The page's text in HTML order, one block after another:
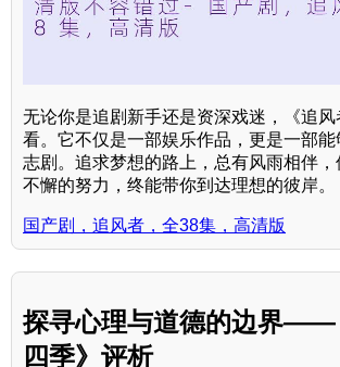
无论你是追剧新手还是资深戏迷，《追
看。它不仅是一部娱乐作品，更是一部
志剧。追求梦想的路上，总有风雨相伴
不懈的努力，终能带你到达理想的彼岸。
国产剧，追风者，全38集，高清版
探寻心理与道德的边界——
四季》评析